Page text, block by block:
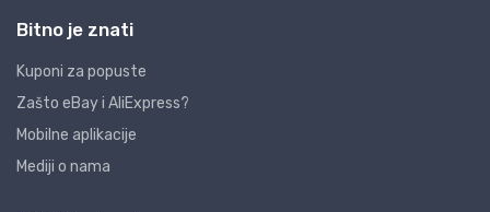
Bitno je znati
Kuponi za popuste
Zašto eBay i AliExpress?
Mobilne aplikacije
Mediji o nama